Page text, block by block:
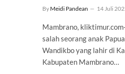
By Meidi Pandean 14 Juli
Mambrano,
salah seorang anak
Wandikbo yang lahir di
Kabupaten Mambrano…